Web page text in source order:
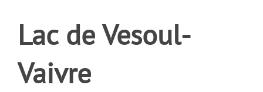
Lac de Vesoul-
Vaivre